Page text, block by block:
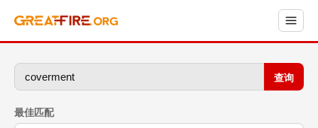
查询
最佳匹配